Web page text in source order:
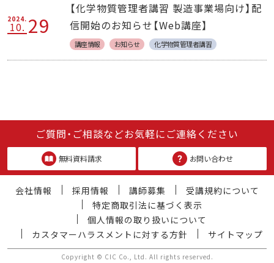
2024.
10. 29
【化学物質管理者講習 製造事業場向け】配
信開始のお知らせ【Web講座】
講座情報 お知らせ 化学物質管理者講習
ご質問・ご相談などお気軽にご連絡ください
無料資料請求 お問い合わせ
会社情報 採用情報 講師募集
受講規約について
特定商取引法に基づく表示
個人情報の取り扱いについて
カスタマーハラスメントに対する方針
サイトマップ
Copyright © CIC Co., Ltd. All rights reserved.